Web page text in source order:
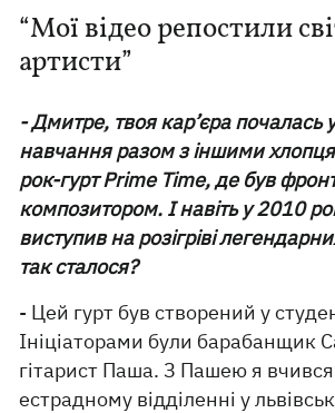
“Мої відео репостили
артисти”
- Дмитре, твоя кар’єра почалась
навчання разом з іншими
рок-гурт Prime Time, де був
композитором. І навіть у 2010
виступив на розігріві
так сталося?
- Цей гурт був створений у
Ініціаторами були барабанщик
гітарист Паша. З Пашею я
естрадному відділенні у